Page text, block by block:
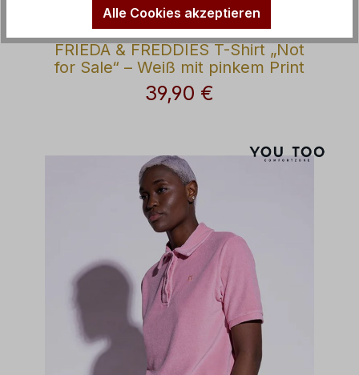
FRIEDA & FREDDIES T-Shirt „Not
for Sale“ – Weiß mit pinkem Print
Regulärer Preis:
39,90 €
Alle Cookies akzeptieren